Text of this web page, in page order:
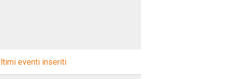
eventi inseriti